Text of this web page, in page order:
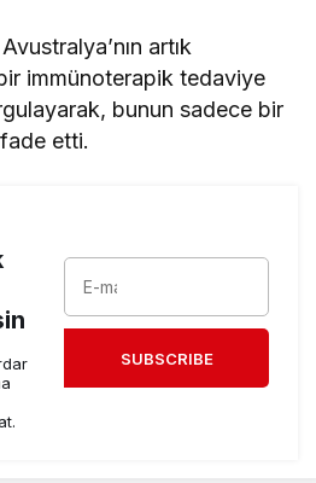
artık
immünoterapik tedaviye
bunun sadece bir
etti.
SUBSCRIBE